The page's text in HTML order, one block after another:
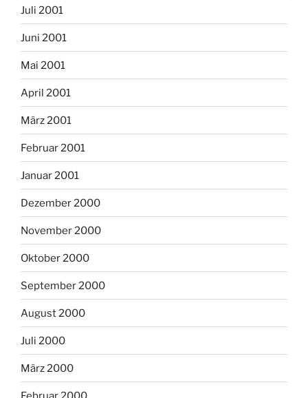
Juli 2001
Juni 2001
Mai 2001
April 2001
März 2001
Februar 2001
Januar 2001
Dezember 2000
November 2000
Oktober 2000
September 2000
August 2000
Juli 2000
März 2000